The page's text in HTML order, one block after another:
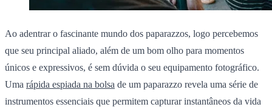
Ao adentrar o fascinante mundo dos paparazzos, logo percebemos
que seu principal aliado, além de um bom olho para momentos
únicos e expressivos, é sem dúvida o seu equipamento fotográfico.
Uma rápida espiada na bolsa de um paparazzo revela uma série de
instrumentos essenciais que permitem capturar instantâneos da vida